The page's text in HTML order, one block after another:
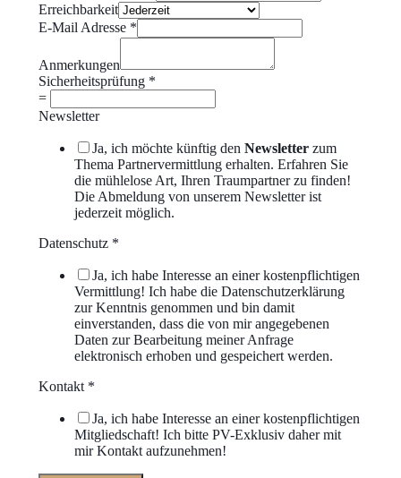
Erreichbarkeit
E-Mail Adresse *
Anmerkungen
Sicherheitsprüfung *
=
Newsletter
Ja, ich möchte künftig den Newsletter zum
Thema Partnervermittlung erhalten. Erfahren Sie
die mühlelose Art, Ihren Traumpartner zu finden!
Die Abmeldung von unserem Newsletter ist
jederzeit möglich.
Datenschutz *
Ja, ich habe Interesse an einer kostenpflichtigen
Vermittlung! Ich habe die Datenschutzerklärung
zur Kenntnis genommen und bin damit
einverstanden, dass die von mir angegebenen
Daten zur Bearbeitung meiner Anfrage
elektronisch erhoben und gespeichert werden.
Kontakt *
Ja, ich habe Interesse an einer kostenpflichtigen
Mitgliedschaft! Ich bitte PV-Exklusiv daher mit
mir Kontakt aufzunehmen!